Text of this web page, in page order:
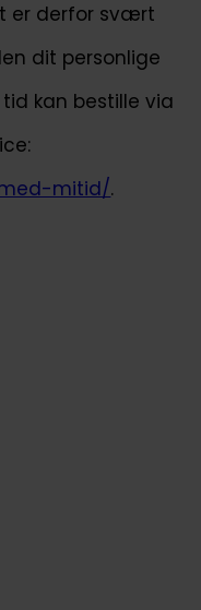
er derfor svært
dit personlige
kan bestille via
mitid/.